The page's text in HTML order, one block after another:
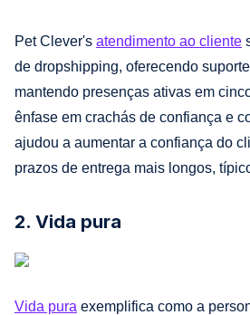
Pet Clever's atendimento ao cliente
de dropshipping, oferecendo
mantendo presenças ativas em
ênfase em crachás de confiança e
ajudou a aumentar a confiança do
prazos de entrega mais longos,
2. Vida pura
Vida pura exemplifica como a